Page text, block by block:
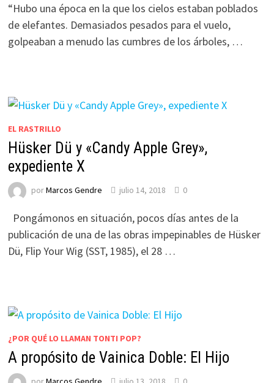
“Hubo una época en la que los cielos estaban poblados
de elefantes. Demasiados pesados para el vuelo,
golpeaban a menudo las cumbres de los árboles, …
EL RASTRILLO
Hüsker Dü y «Candy Apple Grey»,
expediente X
porMarcos Gendre julio 14, 2018 0
Pongámonos en situación, pocos días antes de la
publicación de una de las obras impepinables de Hüsker
Dü, Flip Your Wig (SST, 1985), el 28 …
¿POR QUÉ LO LLAMAN TONTI POP?
A propósito de Vainica Doble: El Hijo